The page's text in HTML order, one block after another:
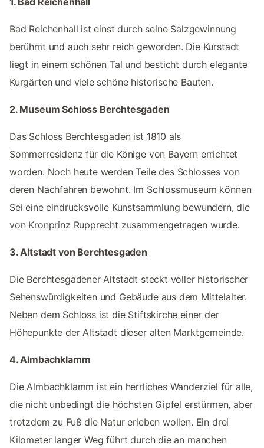
Bad Reichenhall ist einst durch seine Salzgewinnung
berühmt und auch sehr reich geworden. Die Kurstadt
liegt in einem schönen Tal und besticht durch elegante
Kurgärten und viele schöne historische Bauten.
2. Museum Schloss Berchtesgaden
Das Schloss Berchtesgaden ist 1810 als
Sommerresidenz für die Könige von Bayern errichtet
worden. Noch heute werden Teile des Schlosses von
deren Nachfahren bewohnt. Im Schlossmuseum können
Sei eine eindrucksvolle Kunstsammlung bewundern, die
von Kronprinz Rupprecht zusammengetragen wurde.
3. Altstadt von Berchtesgaden
Die Berchtesgadener Altstadt steckt voller historischer
Sehenswürdigkeiten und Gebäude aus dem Mittelalter.
Neben dem Schloss ist die Stiftskirche einer der
Höhepunkte der Altstadt dieser alten Marktgemeinde.
4. Almbachklamm
Die Almbachklamm ist ein herrliches Wanderziel für alle,
die nicht unbedingt die höchsten Gipfel erstürmen, aber
trotzdem zu Fuß die Natur erleben wollen. Ein drei
Kilometer langer Weg führt durch die an manchen